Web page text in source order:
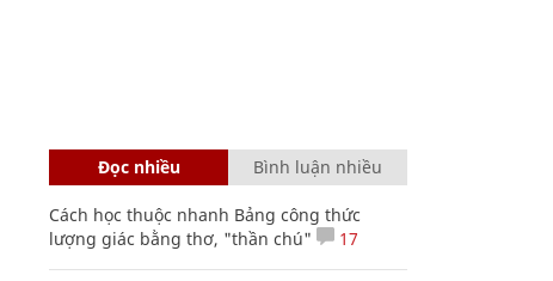
Đọc nhiều Bình luận nhiều
Cách học thuộc nhanh Bảng công thức
lượng giác bằng thơ, "thần chú"
17